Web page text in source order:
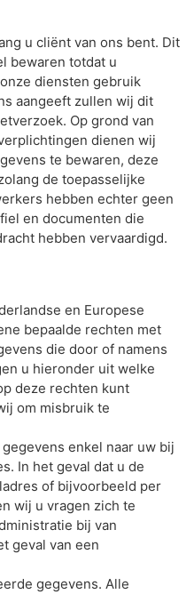
u cliënt van ons bent. Dit
bewaren totdat u
diensten gebruik
aangeeft zullen wij dit
Op grond van
dienen wij
te bewaren, deze
de toepasselijke
hebben echter geen
en documenten die
hebben vervaardigd.
en Europese
bepaalde rechten met
die door of namens
u hieronder uit welke
deze rechten kunt
om misbruik te
enkel naar uw bij
In het geval dat u de
of bijvoorbeeld per
wij u vragen zich te
bij van
geval van een
gegevens. Alle